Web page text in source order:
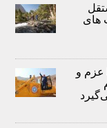
های
عزم و